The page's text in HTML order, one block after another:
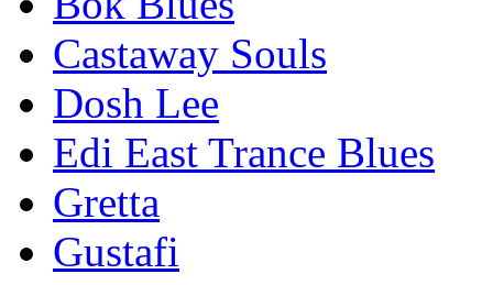
Castaway Souls
Dosh Lee
Edi East Trance Blues
Gretta
Gustafi